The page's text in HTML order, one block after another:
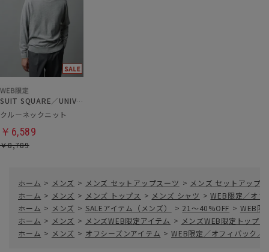
SUIT SQUARE／UNIVERSAL LANGUAGE
クルーネックニット
￥6,589
￥8,789
ホーム > メンズ > メンズ セットアップスーツ > メンズ セットアップ
ホーム > メンズ > メンズ トップス > メンズ シャツ > WEB限定／オフ
ホーム > メンズ > SALEアイテム（メンズ） > 21～40%OFF > WEB限
ホーム > メンズ > メンズWEB限定アイテム > メンズWEB限定トップス
ホーム > メンズ > オフシーズンアイテム > WEB限定／オフィパック／